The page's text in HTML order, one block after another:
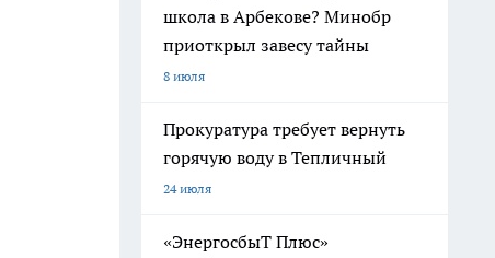
школа в Арбекове? Минобр
приоткрыл завесу тайны
8 июля
Прокуратура требует вернуть
горячую воду в Тепличный
24 июля
«ЭнергосбыТ Плюс»